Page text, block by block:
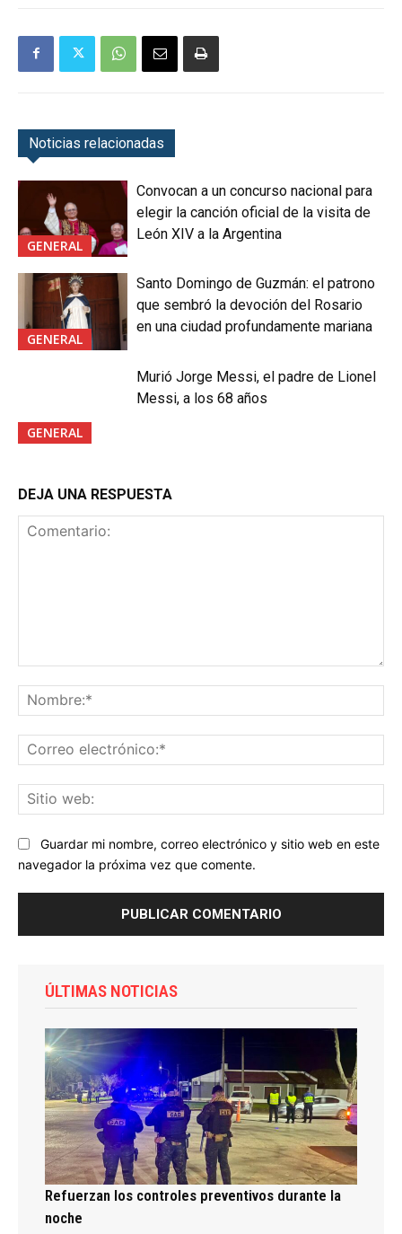
Noticias relacionadas
GENERAL
Convocan a un concurso nacional para
elegir la canción oficial de la visita de
León XIV a la Argentina
GENERAL
Santo Domingo de Guzmán: el patrono
que sembró la devoción del Rosario
en una ciudad profundamente mariana
GENERAL
Murió Jorge Messi, el padre de Lionel
Messi, a los 68 años
DEJA UNA RESPUESTA
Guardar mi nombre, correo electrónico y sitio web en este
navegador la próxima vez que comente.
ÚLTIMAS NOTICIAS
Refuerzan los controles preventivos durante la
noche